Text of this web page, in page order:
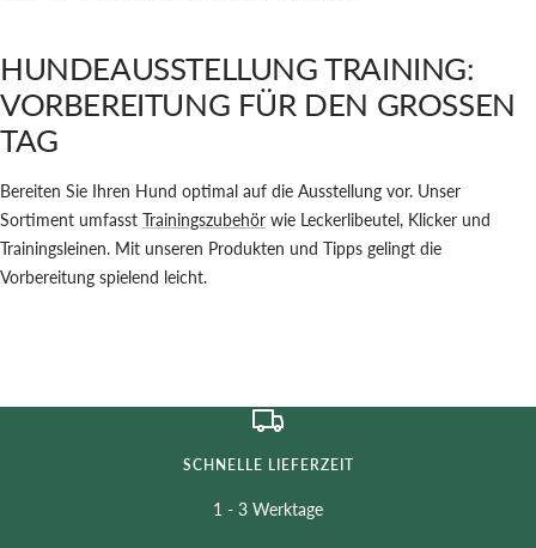
HUNDEAUSSTELLUNG TRAINING:
VORBEREITUNG FÜR DEN GROSSEN T
AG
Bereiten Sie Ihren Hund optimal auf die Ausstellung vor. Unser
Sortiment umfasst Trainingszubehör wie Leckerlibeutel, Klicker und
Trainingsleinen. Mit unseren Produkten und Tipps gelingt die
Vorbereitung spielend leicht.
SCHNELLE LIEFERZEIT
1 - 3 Werktage